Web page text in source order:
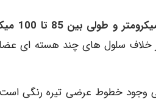
خلاف سلول های چند هسته ای
وجود خطوط عرضی تیره رنگی است